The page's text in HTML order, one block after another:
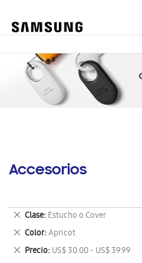
Accesorios
Clase Estucho o Cover
Eliminar
este
artículo
Color Apricot
Eliminar
este
artículo
Precio US$ 30.00 - US$ 39.99
Eliminar